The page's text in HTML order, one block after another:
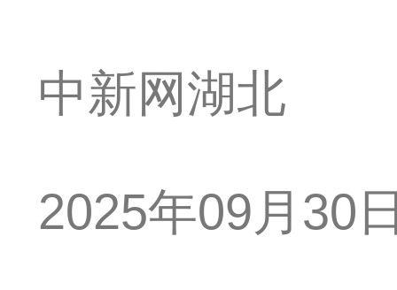
中新网湖北
2025年09月30